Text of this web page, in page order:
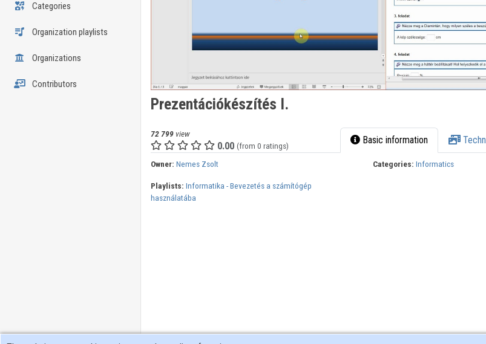
Categories
Organization playlists
Organizations
Contributors
Prezentációkészítés I.
72 799view
0.00 (from 0 ratings) Basic information
Owner: Nemes Zsolt Categories: Informatics
Playlists: Informatika - Bevezetés a számítógép
használatába